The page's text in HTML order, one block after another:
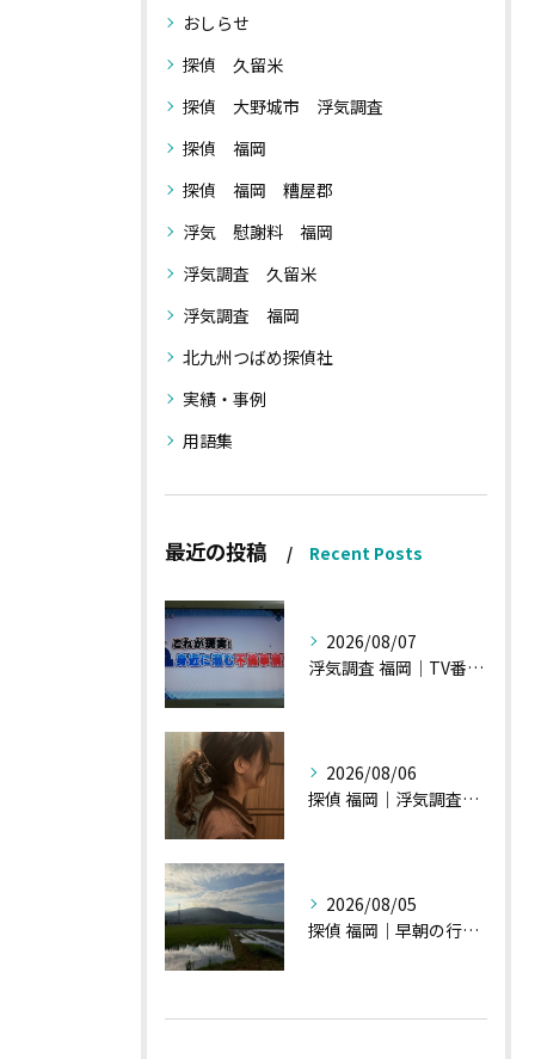
おしらせ
探偵 久留米
探偵 大野城市 浮気調査
探偵 福岡
探偵 福岡 糟屋郡
浮気 慰謝料 福岡
浮気調査 久留米
浮気調査 福岡
北九州つばめ探偵社
実績・事例
用語集
最近の投稿 Recent Posts
2026/08/07
浮気調査 福岡｜TV番組15分間の特集の時のお話①
2026/08/06
探偵 福岡｜浮気調査の現場から・・・・チハルさん特集
2026/08/05
探偵 福岡｜早朝の行動調査、初見一発勝負のような・・・・